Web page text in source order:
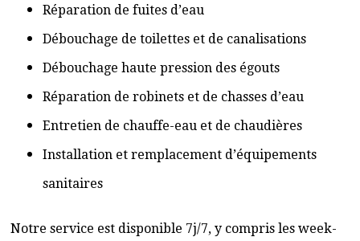
Réparation de fuites d’eau
Débouchage de toilettes et de canalisations
Débouchage haute pression des égouts
Réparation de robinets et de chasses d’eau
Entretien de chauffe-eau et de chaudières
Installation et remplacement d’équipements
sanitaires
Notre service est disponible 7j/7, y compris les week-